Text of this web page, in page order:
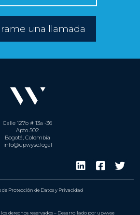
una llamada
Calle 127b # 13a -36
Apto 502
Bogotá, Colombia
info@upwyse.legal
de Protección de Datos y Privacidad
los derechos reservados – Desarrollado por upwyse